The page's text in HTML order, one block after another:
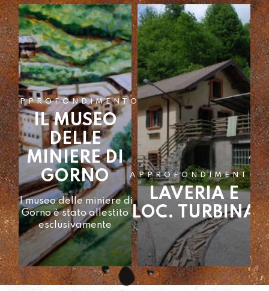
DI
APPROFONDIMENTO
LAVERIA E
LOC. TURBINA
LA LAVERIA Le laverie
sono impianti dove i
minerali di
LE MINIERE
ZINCO E
PIOMBO